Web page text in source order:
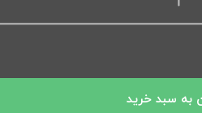
به سبد خرید